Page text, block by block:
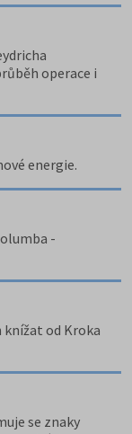
operace i
energie.
-
knížat od Kroka
se znaky